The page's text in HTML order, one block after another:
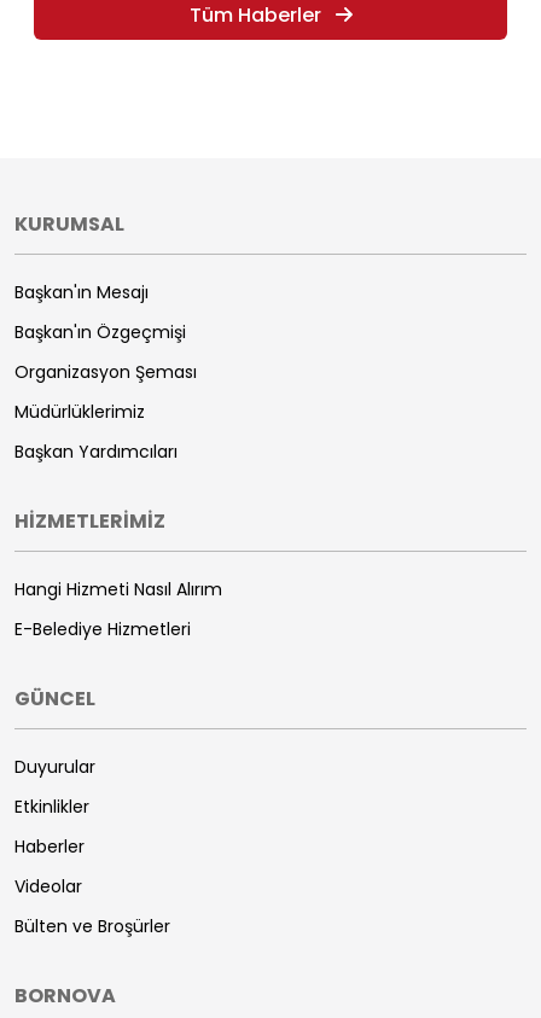
Tüm Haberler
KURUMSAL
Başkan'ın Mesajı
Başkan'ın Özgeçmişi
Organizasyon Şeması
Müdürlüklerimiz
Başkan Yardımcıları
HİZMETLERİMİZ
Hangi Hizmeti Nasıl Alırım
E-Belediye Hizmetleri
GÜNCEL
Duyurular
Etkinlikler
Haberler
Videolar
Bülten ve Broşürler
BORNOVA